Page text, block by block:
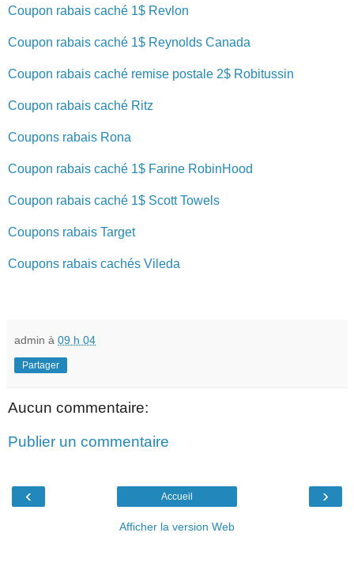
Coupon rabais caché 1$ Revlon
Coupon rabais caché 1$ Reynolds Canada
Coupon rabais caché remise postale 2$ Robitussin
Coupon rabais caché Ritz
Coupons rabais Rona
Coupon rabais caché 1$ Farine RobinHood
Coupon rabais caché 1$ Scott Towels
Coupons rabais Target
Coupons rabais cachés Vileda
admin à 09 h 04
Partager
Aucun commentaire:
Publier un commentaire
‹ ›
Accueil
Afficher la version Web